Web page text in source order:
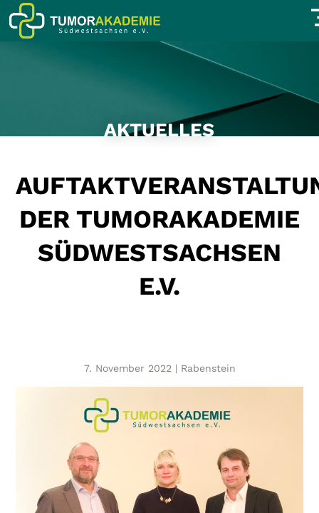
AKTUELLES
DER TUMORAKADEMIE
SÜDWESTSACHSEN
E.V.
7. November 2022 | Rabenstein